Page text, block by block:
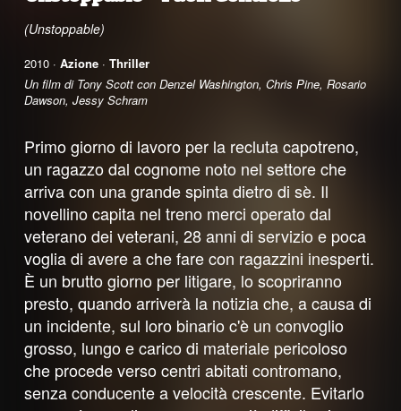
(Unstoppable)
2010 · Azione· Thriller
Un film di Tony Scott con Denzel Washington, Chris Pine, Rosario
Dawson, Jessy Schram
Primo giorno di lavoro per la recluta capotreno,
un ragazzo dal cognome noto nel settore che
arriva con una grande spinta dietro di sè. Il
novellino capita nel treno merci operato dal
veterano dei veterani, 28 anni di servizio e poca
voglia di avere a che fare con ragazzini inesperti.
È un brutto giorno per litigare, lo scopriranno
presto, quando arriverà la notizia che, a causa di
un incidente, sul loro binario c'è un convoglio
grosso, lungo e carico di materiale pericoloso
che procede verso centri abitati contromano,
senza conducente a velocità crescente. Evitarlo